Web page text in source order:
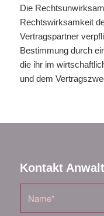
Die
Rechtswirksamkeit
Vertragspartner
Bestimmung durch
die ihr im
und dem
Kontakt